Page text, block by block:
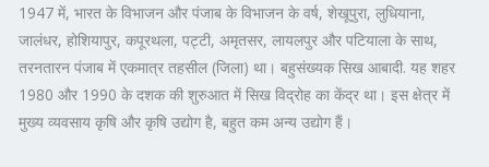
1947 में, भारत के विभाजन और पंजाब के विभाजन के वर्ष, शेखूपुरा, लुधियाना,
जालंधर, होशियापुर, कपूरथला, पट्टी, अमृतसर, लायलपुर और पटियाला के साथ,
तरनतारन पंजाब में एकमात्र तहसील (जिला) था। बहुसंख्यक सिख आबादी. यह शहर
1980 और 1990 के दशक की शुरुआत में सिख विद्रोह का केंद्र था। इस क्षेत्र में
मुख्य व्यवसाय कृषि और कृषि उद्योग है, बहुत कम अन्य उद्योग हैं।